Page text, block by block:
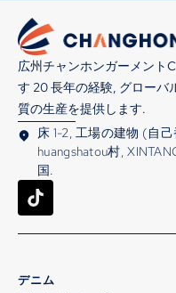
広州チャンホンガーメント
す 20 長年の経験, グローバ
質の生産を提供します.
床 1-2, 工場の建物 (自
huangshatou村,
国.
デニム